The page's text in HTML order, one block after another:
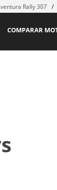
Rally 307
COMPARAR